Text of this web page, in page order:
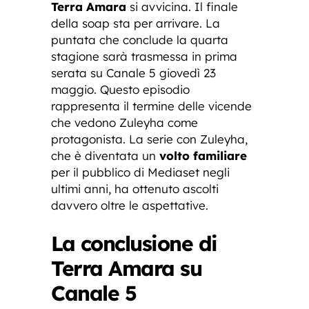
Terra Amara si avvicina. Il finale
della soap sta per arrivare. La
puntata che conclude la quarta
stagione sarà trasmessa in prima
serata su Canale 5 giovedì 23
maggio. Questo episodio
rappresenta il termine delle vicende
che vedono Zuleyha come
protagonista. La serie con Zuleyha,
che è diventata un volto familiare
per il pubblico di Mediaset negli
ultimi anni, ha ottenuto ascolti
davvero oltre le aspettative.
La conclusione di
Terra Amara su
Canale 5